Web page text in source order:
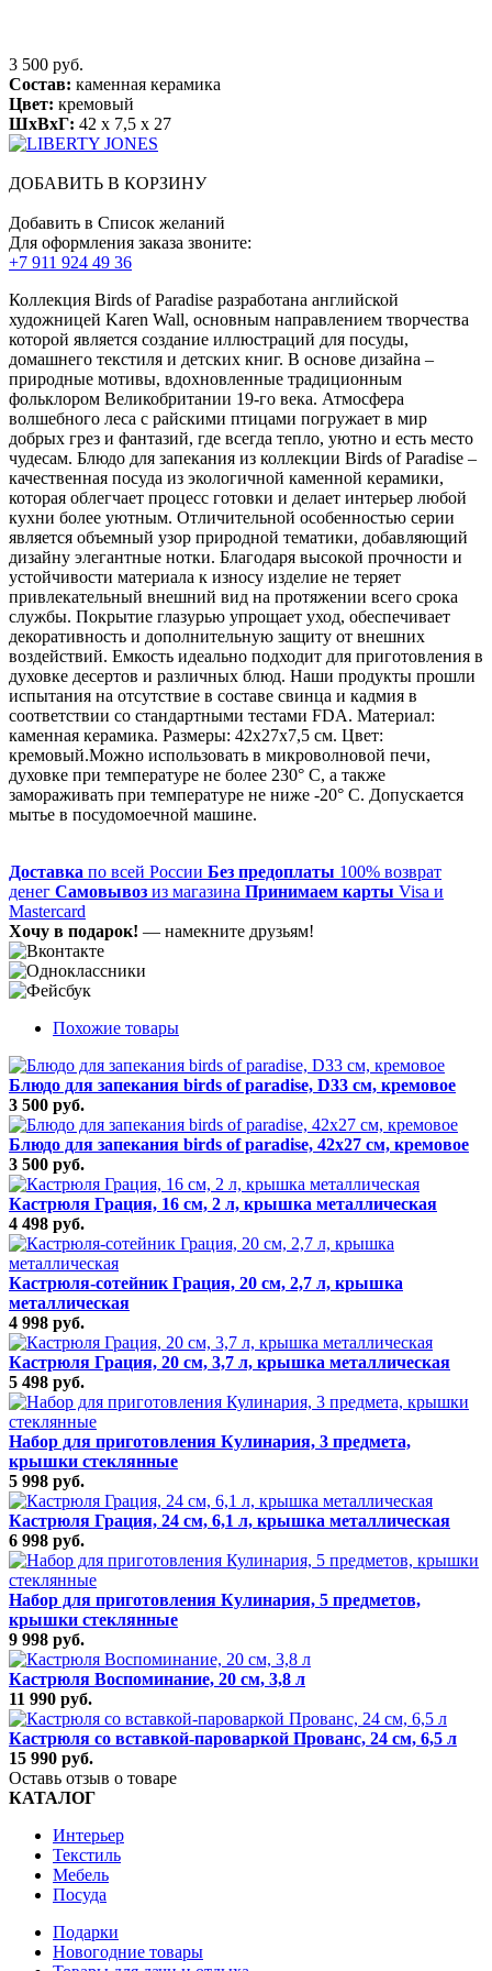
3 500 руб.
Состав: каменная керамика
Цвет: кремовый
ШхВхГ: 42 x 7,5 x 27
ДОБАВИТЬ В КОРЗИНУ
Добавить в Список желаний
Для оформления заказа звоните:
+7 911 924 49 36
Коллекция Birds of Paradise разработана английской
художницей Karen Wall, основным направлением творчества
которой является создание иллюстраций для посуды,
домашнего текстиля и детских книг. В основе дизайна –
природные мотивы, вдохновленные традиционным
фольклором Великобритании 19-го века. Атмосфера
волшебного леса с райскими птицами погружает в мир
добрых грез и фантазий, где всегда тепло, уютно и есть место
чудесам. Блюдо для запекания из коллекции Birds of Paradise –
качественная посуда из экологичной каменной керамики,
которая облегчает процесс готовки и делает интерьер любой
кухни более уютным. Отличительной особенностью серии
является объемный узор природной тематики, добавляющий
дизайну элегантные нотки. Благодаря высокой прочности и
устойчивости материала к износу изделие не теряет
привлекательный внешний вид на протяжении всего срока
службы. Покрытие глазурью упрощает уход, обеспечивает
декоративность и дополнительную защиту от внешних
воздействий. Емкость идеально подходит для приготовления в
духовке десертов и различных блюд. Наши продукты прошли
испытания на отсутствие в составе свинца и кадмия в
соответствии со стандартными тестами FDA. Материал:
каменная керамика. Размеры: 42х27х7,5 см. Цвет:
кремовый.Можно использовать в микроволновой печи,
духовке при температуре не более 230° C, а также
замораживать при температуре не ниже -20° C. Допускается
мытье в посудомоечной машине.
Доставка по всей России Без предоплаты 100% возврат
денег Самовывоз из магазина Принимаем карты Visa и
Mastercard
Хочу в подарок! — намекните друзьям!
Похожие товары
Блюдо для запекания birds of paradise, D33 см, кремовое
3 500 руб.
Блюдо для запекания birds of paradise, 42х27 см, кремовое
3 500 руб.
Кастрюля Грация, 16 см, 2 л, крышка металлическая
4 498 руб.
Кастрюля-сотейник Грация, 20 см, 2,7 л, крышка
металлическая
4 998 руб.
Кастрюля Грация, 20 см, 3,7 л, крышка металлическая
5 498 руб.
Набор для приготовления Кулинария, 3 предмета,
крышки стеклянные
5 998 руб.
Кастрюля Грация, 24 см, 6,1 л, крышка металлическая
6 998 руб.
Набор для приготовления Кулинария, 5 предметов,
крышки стеклянные
9 998 руб.
Кастрюля Воспоминание, 20 см, 3,8 л
11 990 руб.
Кастрюля со вставкой-пароваркой Прованс, 24 см, 6,5 л
15 990 руб.
Оставь отзыв о товаре
КАТАЛОГ
Интерьер
Текстиль
Мебель
Посуда
Подарки
Новогодние товары